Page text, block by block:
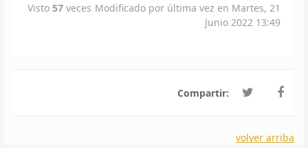
Visto 57 veces Modificado por última vez en Martes, 21
Junio 2022 13:49
Compartir:
volver arriba